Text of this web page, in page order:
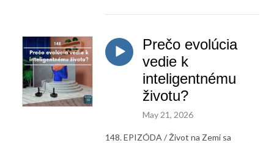
Prečo evolúcia
vedie k
inteligentnému
životu?
May 21, 2026
148. EPIZÓDA / Život na Zemi sa